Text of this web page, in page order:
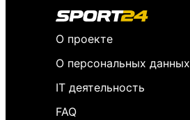
О проекте
О персональных данных
IT деятельность
FAQ